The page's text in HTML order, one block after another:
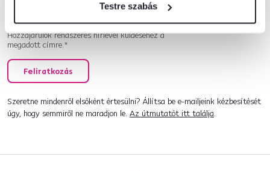
Testre szabás
Hozzájárulok rendszeres hírlevél küldéséhez a
megadott címre.*
Feliratkozás
Szeretne mindenről elsőként értesülni? Állítsa be e-mailjeink kézbesítését
úgy, hogy semmiről ne maradjon le. Az útmutatót itt találja.